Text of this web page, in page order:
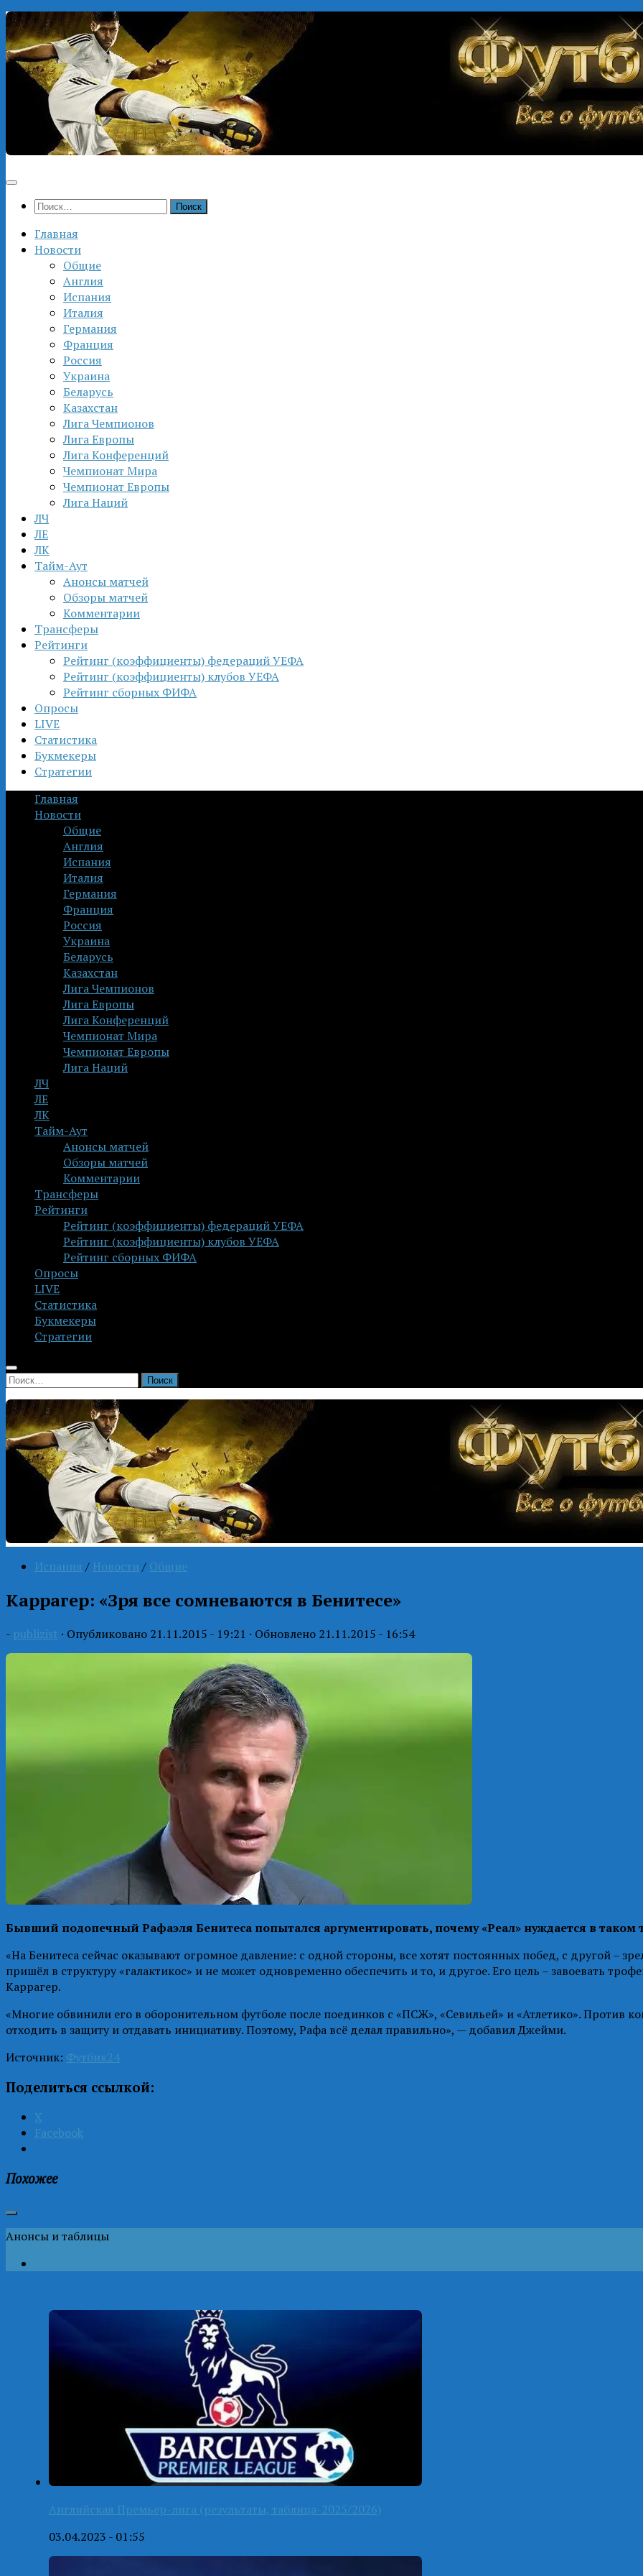
Перейти
к
содержимому
Найти:
Главная
Новости
Общие
Англия
Испания
Италия
Германия
Франция
Россия
Украина
Беларусь
Казахстан
Лига Чемпионов
Лига Европы
Лига Конференций
Чемпионат Мира
Чемпионат Европы
Лига Наций
ЛЧ
ЛЕ
ЛК
Тайм-Аут
Анонсы матчей
Обзоры матчей
Комментарии
Трансферы
Рейтинги
Рейтинг (коэффициенты) федераций УЕФА
Рейтинг (коэффициенты) клубов УЕФА
Рейтинг сборных ФИФА
Опросы
LIVE
Статистика
Букмекеры
Стратегии
Главная
Новости
Общие
Англия
Испания
Италия
Германия
Франция
Россия
Украина
Беларусь
Казахстан
Лига Чемпионов
Лига Европы
Лига Конференций
Чемпионат Мира
Чемпионат Европы
Лига Наций
ЛЧ
ЛЕ
ЛК
Тайм-Аут
Анонсы матчей
Обзоры матчей
Комментарии
Трансферы
Рейтинги
Рейтинг (коэффициенты) федераций УЕФА
Рейтинг (коэффициенты) клубов УЕФА
Рейтинг сборных ФИФА
Опросы
LIVE
Статистика
Букмекеры
Стратегии
Найти:
Испания / Новости / Общие
Каррагер: «Зря все сомневаются в Бенитесе»
- publizist · Опубликовано 21.11.2015 - 19:21 · Обновлено 21.11.2015 - 16:54
Бывший подопечный Рафаэля Бенитеса попытался аргументировать, почему «Реал» нуждается в таком
«На Бенитеса сейчас оказывают огромное давление: с одной стороны, все хотят постоянных побед, с другой –
пришёл в структуру «галактикос» и не может одновременно обеспечить и то, и другое. Его цель – завоевать
Каррагер.
«Многие обвинили его в оборонительном футболе после поединков с «ПСЖ», «Севильей» и «Атлетико». Против
отходить в защиту и отдавать инициативу. Поэтому, Рафа всё делал правильно», — добавил Джейми.
Источник: Футбик24
Поделиться ссылкой:
X
Facebook
Похожее
Анонсы и таблицы
Английская Премьер-лига (результаты, таблица-2025/2026)
03.04.2023 - 01:55